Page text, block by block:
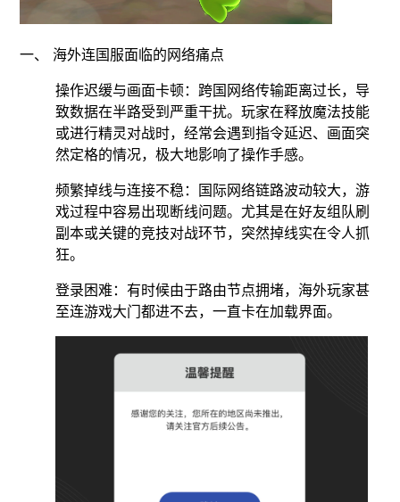
一、 海外连国服面临的网络痛点
操作迟缓与画面卡顿：跨国网络传输距离过长，导
致数据在半路受到严重干扰。玩家在释放魔法技能
或进行精灵对战时，经常会遇到指令延迟、画面突
然定格的情况，极大地影响了操作手感。
频繁掉线与连接不稳：国际网络链路波动较大，游
戏过程中容易出现断线问题。尤其是在好友组队刷
副本或关键的竞技对战环节，突然掉线实在令人抓
狂。
登录困难：有时候由于路由节点拥堵，海外玩家甚
至连游戏大门都进不去，一直卡在加载界面。